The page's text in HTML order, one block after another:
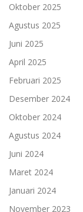
Oktober 2025
Agustus 2025
Juni 2025
April 2025
Februari 2025
Desember 2024
Oktober 2024
Agustus 2024
Juni 2024
Maret 2024
Januari 2024
November 2023